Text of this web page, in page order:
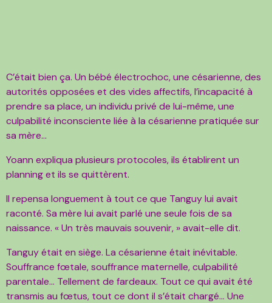
C’était bien ça. Un bébé électrochoc, une césarienne, des
autorités opposées et des vides affectifs, l’incapacité à
prendre sa place, un individu privé de lui-même, une
culpabilité inconsciente liée à la césarienne pratiquée sur
sa mère…
Yoann expliqua plusieurs protocoles, ils établirent un
planning et ils se quittèrent.
Il repensa longuement à tout ce que Tanguy lui avait
raconté. Sa mère lui avait parlé une seule fois de sa
naissance. « Un très mauvais souvenir, » avait-elle dit.
Tanguy était en siège. La césarienne était inévitable.
Souffrance fœtale, souffrance maternelle, culpabilité
parentale… Tellement de fardeaux. Tout ce qui avait été
transmis au fœtus, tout ce dont il s’était chargé… Une